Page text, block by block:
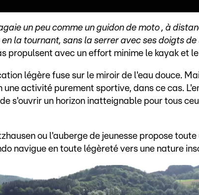
un peu comme un guidon de moto , à
la tournant, sans la serrer avec ses doigts
propulsent avec un effort minime le kayak et
légère fuse sur le miroir de l'eau douce.
une activité purement sportive, dans ce cas.
s'ouvrir un horizon inatteignable pour tous
ou l'auberge de jeunesse propose toute
navigue en toute légèreté vers une nature